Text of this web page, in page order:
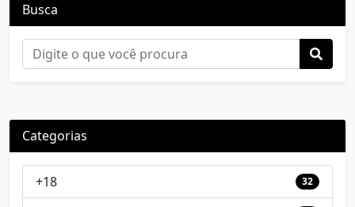
Busca
Categorias
+18 32